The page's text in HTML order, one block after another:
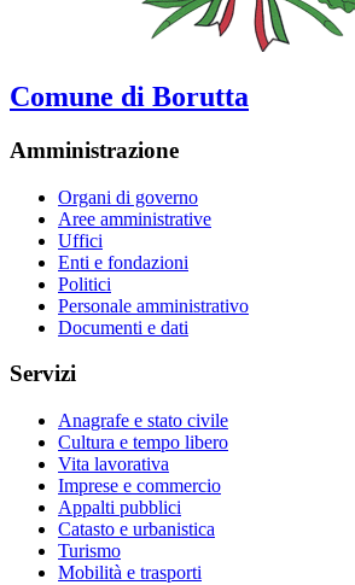
Comune di Borutta
Amministrazione
Organi di governo
Aree amministrative
Uffici
Enti e fondazioni
Politici
Personale amministrativo
Documenti e dati
Servizi
Anagrafe e stato civile
Cultura e tempo libero
Vita lavorativa
Imprese e commercio
Appalti pubblici
Catasto e urbanistica
Turismo
Mobilità e trasporti